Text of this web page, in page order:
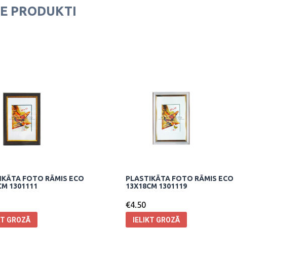
PRODUKTI
FOTO RĀMIS ECO
1301111
GROZĀ
PLASTIKĀTA FOTO RĀMIS ECO
13X18CM 1301119
€4.50
IELIKT GROZĀ